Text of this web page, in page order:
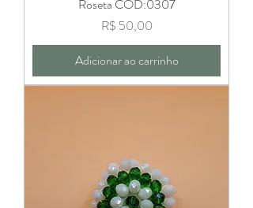
Roseta COD:0307
Preço
R$ 50,00
Adicionar ao carrinho